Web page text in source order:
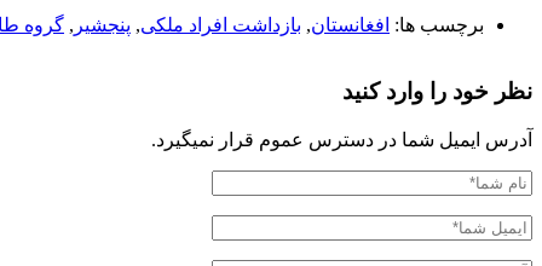
برچسب ها: افغانستان, بازداشت افراد ملکی, پنجشیر , گروه
نظر خود را وارد کنید
آدرس ایمیل شما در دسترس عموم قرار نمیگیرد.